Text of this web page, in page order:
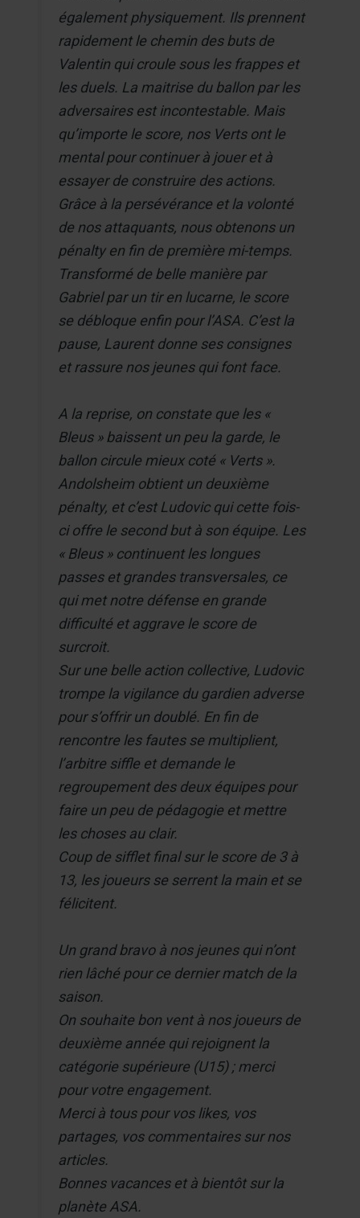
également physiquement. Ils prennent
rapidement le chemin des buts de
Valentin qui croule sous les frappes et
les duels. La maitrise du ballon par les
adversaires est incontestable. Mais
qu’importe le score, nos Verts ont le
mental pour continuer à jouer et à
essayer de construire des actions.
Grâce à la persévérance et la volonté
de nos attaquants, nous obtenons un
pénalty en fin de première mi-temps.
Transformé de belle manière par
Gabriel par un tir en lucarne, le score
se débloque enfin pour l’ASA. C’est la
pause, Laurent donne ses consignes
et rassure nos jeunes qui font face.
A la reprise, on constate que les «
Bleus » baissent un peu la garde, le
ballon circule mieux coté « Verts ».
Andolsheim obtient un deuxième
pénalty, et c’est Ludovic qui cette fois-
ci offre le second but à son équipe. Les
« Bleus » continuent les longues
passes et grandes transversales, ce
qui met notre défense en grande
difficulté et aggrave le score de
surcroit.
Sur une belle action collective, Ludovic
trompe la vigilance du gardien adverse
pour s’offrir un doublé. En fin de
rencontre les fautes se multiplient,
l’arbitre siffle et demande le
regroupement des deux équipes pour
faire un peu de pédagogie et mettre
les choses au clair.
Coup de sifflet final sur le score de 3 à
13, les joueurs se serrent la main et se
félicitent.
Un grand bravo à nos jeunes qui n’ont
rien lâché pour ce dernier match de la
saison.
On souhaite bon vent à nos joueurs de
deuxième année qui rejoignent la
catégorie supérieure (U15) ; merci
pour votre engagement.
Merci à tous pour vos likes, vos
partages, vos commentaires sur nos
articles.
Bonnes vacances et à bientôt sur la
planète ASA.